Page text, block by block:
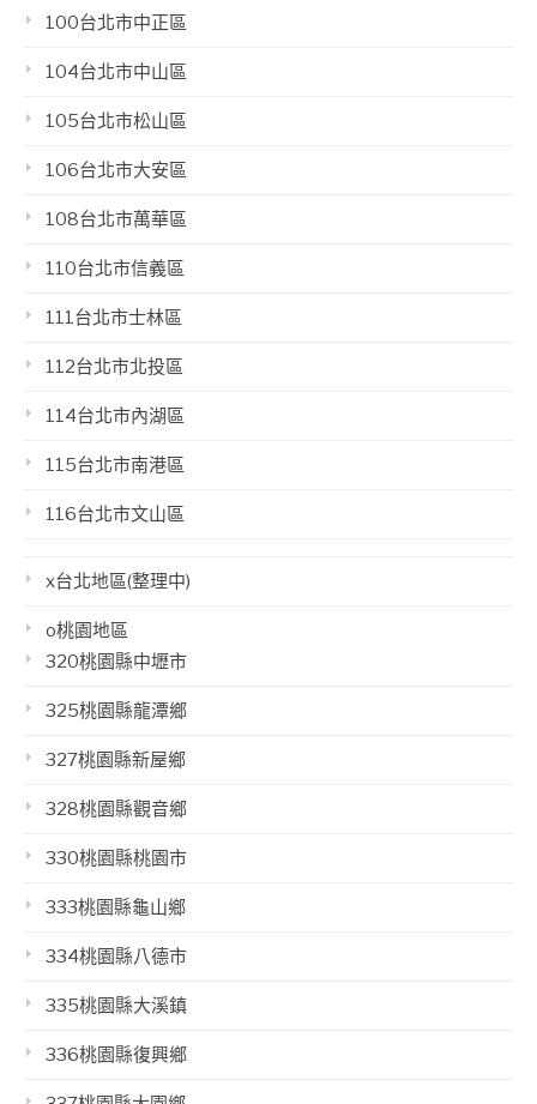
100台北市中正區
104台北市中山區
105台北市松山區
106台北市大安區
108台北市萬華區
110台北市信義區
111台北市士林區
112台北市北投區
114台北市內湖區
115台北市南港區
116台北市文山區
x台北地區(整理中)
o桃園地區
320桃園縣中壢市
325桃園縣龍潭鄉
327桃園縣新屋鄉
328桃園縣觀音鄉
330桃園縣桃園市
333桃園縣龜山鄉
334桃園縣八德市
335桃園縣大溪鎮
336桃園縣復興鄉